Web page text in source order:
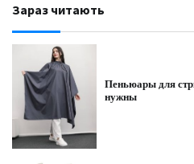
Зараз читають
Пеньюары для
нужны